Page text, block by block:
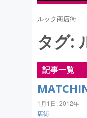
ルック商店街
タグ:
記事一覧
1月1日, 2012年 -
店街